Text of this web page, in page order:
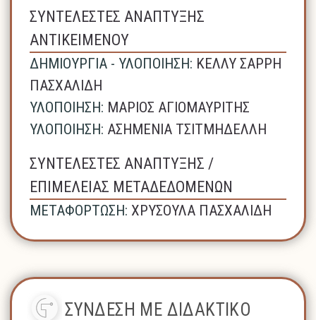
ΣΥΝΤΕΛΕΣΤΕΣ ΑΝΑΠΤΥΞΗΣ
ΑΝΤΙΚΕΙΜΕΝΟΥ
ΔΗΜΙΟΥΡΓΙΑ - ΥΛΟΠΟΙΗΣΗ: ΚΕΛΛΥ ΣΑΡΡΗ
ΠΑΣΧΑΛΙΔΗ
ΥΛΟΠΟΙΗΣΗ: ΜΑΡΙΟΣ ΑΓΙΟΜΑΥΡΙΤΗΣ
ΥΛΟΠΟΙΗΣΗ: ΑΣΗΜΕΝΙΑ ΤΣΙΤΜΗΔΕΛΛΗ
ΣΥΝΤΕΛΕΣΤΕΣ ΑΝΑΠΤΥΞΗΣ /
ΕΠΙΜΕΛΕΙΑΣ ΜΕΤΑΔΕΔΟΜΕΝΩΝ
ΜΕΤΑΦΟΡΤΩΣΗ: ΧΡΥΣΟΥΛΑ ΠΑΣΧΑΛΙΔΗ
ΣΥΝΔΕΣΗ ΜΕ ΔΙΔΑΚΤΙΚΟ